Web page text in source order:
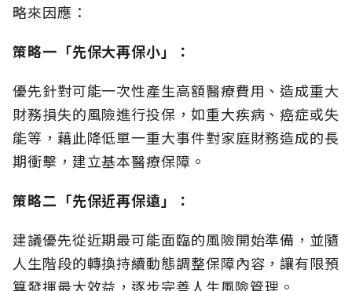
略來因應：
策略一「先保大再保小」：
優先針對可能一次性產生高額醫療費用、造成重大
財務損失的風險進行投保，如重大疾病、癌症或失
能等，藉此降低單一重大事件對家庭財務造成的長
期衝擊，建立基本醫療保障。
策略二「先保近再保遠」：
建議優先從近期最可能面臨的風險開始準備，並隨
人生階段的轉換持續動態調整保障內容，讓有限預
算發揮最大效益，逐步完善人生風險管理。